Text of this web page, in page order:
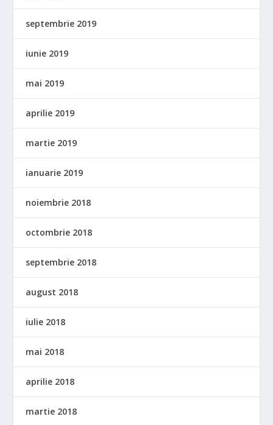
septembrie 2019
iunie 2019
mai 2019
aprilie 2019
martie 2019
ianuarie 2019
noiembrie 2018
octombrie 2018
septembrie 2018
august 2018
iulie 2018
mai 2018
aprilie 2018
martie 2018